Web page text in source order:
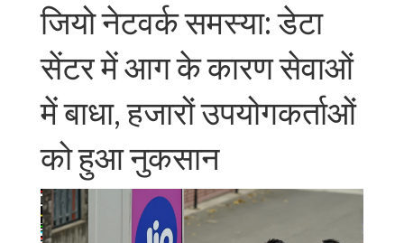
जियो नेटवर्क समस्या: डेटा
सेंटर में आग के कारण सेवाओं
में बाधा, हजारों उपयोगकर्ताओं
को हुआ नुकसान